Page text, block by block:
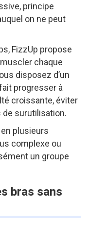
principe
on ne peut
FizzUp propose
chaque
disposez d’un
progresser à
croissante, éviter
de surutilisation.
plusieurs
complexe ou
un groupe
bras sans